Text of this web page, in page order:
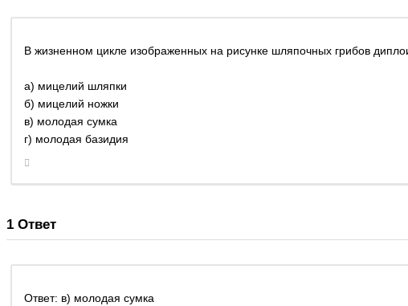
В жизненном цикле изображенных на рисунке шляпочных грибов
а) мицелий шляпки
б) мицелий ножки
в) молодая сумка
г) молодая базидия
1 Ответ
Ответ: в) молодая сумка